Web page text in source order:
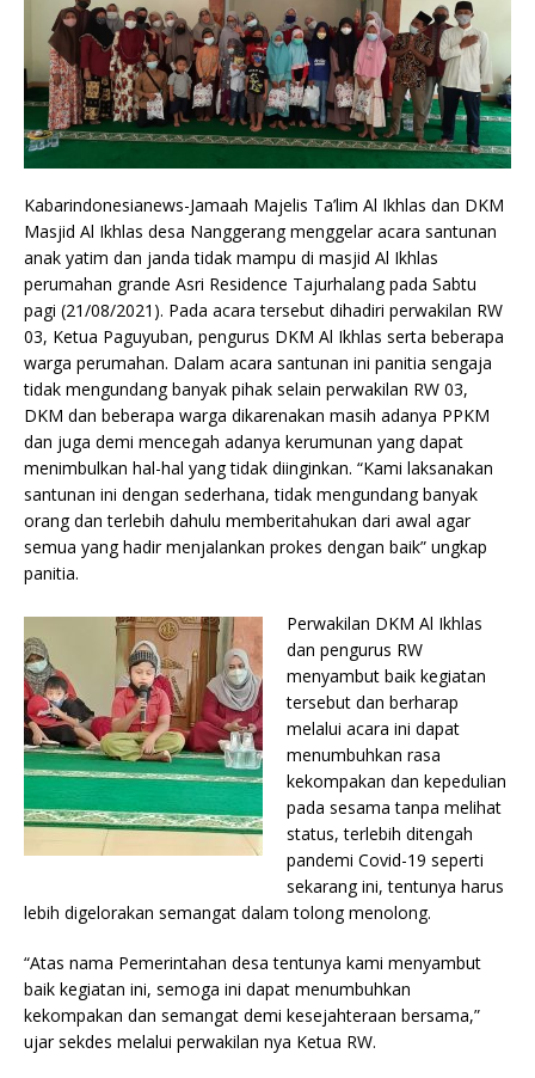
Kabarindonesianews-Jamaah Majelis Ta’lim Al Ikhlas dan DKM
Masjid Al Ikhlas desa Nanggerang menggelar acara santunan
anak yatim dan janda tidak mampu di masjid Al Ikhlas
perumahan grande Asri Residence Tajurhalang pada Sabtu
pagi (21/08/2021). Pada acara tersebut dihadiri perwakilan RW
03, Ketua Paguyuban, pengurus DKM Al Ikhlas serta beberapa
warga perumahan. Dalam acara santunan ini panitia sengaja
tidak mengundang banyak pihak selain perwakilan RW 03,
DKM dan beberapa warga dikarenakan masih adanya PPKM
dan juga demi mencegah adanya kerumunan yang dapat
menimbulkan hal-hal yang tidak diinginkan. “Kami laksanakan
santunan ini dengan sederhana, tidak mengundang banyak
orang dan terlebih dahulu memberitahukan dari awal agar
semua yang hadir menjalankan prokes dengan baik” ungkap
panitia.
Perwakilan DKM Al Ikhlas
dan pengurus RW
menyambut baik kegiatan
tersebut dan berharap
melalui acara ini dapat
menumbuhkan rasa
kekompakan dan kepedulian
pada sesama tanpa melihat
status, terlebih ditengah
pandemi Covid-19 seperti
sekarang ini, tentunya harus
lebih digelorakan semangat dalam tolong menolong.
“Atas nama Pemerintahan desa tentunya kami menyambut
baik kegiatan ini, semoga ini dapat menumbuhkan
kekompakan dan semangat demi kesejahteraan bersama,”
ujar sekdes melalui perwakilan nya Ketua RW.